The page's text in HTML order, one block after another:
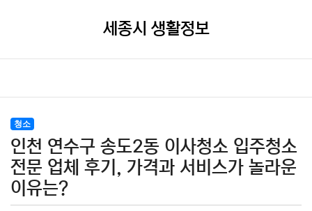
세종시 생활정보
청소
인천 연수구 송도2동 이사청소 입주청소
전문 업체 후기, 가격과 서비스가 놀라운
이유는?